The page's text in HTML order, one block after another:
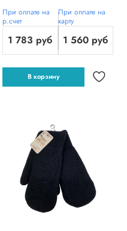
При оплате на
р.счет
1 783 руб
При оплате на
карту
1 560 руб
В корзину